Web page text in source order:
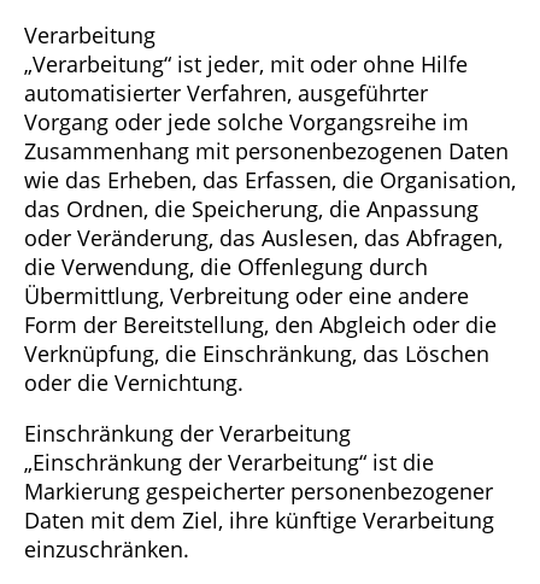
Verarbeitung
„Verarbeitung“ ist jeder, mit oder ohne Hilfe
automatisierter Verfahren, ausgeführter
Vorgang oder jede solche Vorgangsreihe im
Zusammenhang mit personenbezogenen Daten
wie das Erheben, das Erfassen, die Organisation,
das Ordnen, die Speicherung, die Anpassung
oder Veränderung, das Auslesen, das Abfragen,
die Verwendung, die Offenlegung durch
Übermittlung, Verbreitung oder eine andere
Form der Bereitstellung, den Abgleich oder die
Verknüpfung, die Einschränkung, das Löschen
oder die Vernichtung.
Einschränkung der Verarbeitung
„Einschränkung der Verarbeitung“ ist die
Markierung gespeicherter personenbezogener
Daten mit dem Ziel, ihre künftige Verarbeitung
einzuschränken.